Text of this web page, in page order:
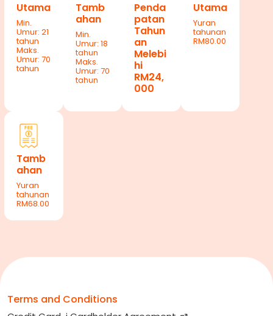
Utama
Min.
Umur: 21
tahun
Maks.
Umur: 70
tahun
Tamb
ahan
Min.
Umur: 18
tahun
Maks.
Umur: 70
tahun
Penda
patan
Tahun
an
Melebi
hi
RM24,
000
Utama
Yuran
tahunan
RM80.00
Tamb
ahan
Yuran
tahunan
RM68.00
Terms and Conditions